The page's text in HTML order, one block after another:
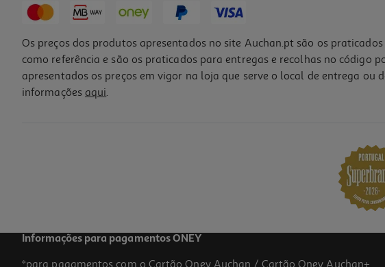
Os preços dos produtos apresentados no site Auchan.pt são os
como referência e são os praticados para entregas e recolhas no
apresentados os preços em vigor na loja que serve o local de entrega
informações aqui.
Informações para pagamentos ONEY